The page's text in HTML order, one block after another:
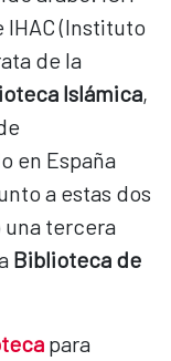
(Instituto
de la
Islámica,
en España
a estas dos
tercera
Biblioteca de
para